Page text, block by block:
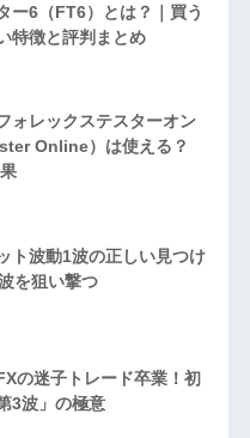
ー6（FT6）とは？｜買う
特徴と評判まとめ
ォレックステスターオン
Online）は使える？
ト波動1波の正しい見つけ
を狙い撃つ
の迷子トレード卒業！初
3波」の極意